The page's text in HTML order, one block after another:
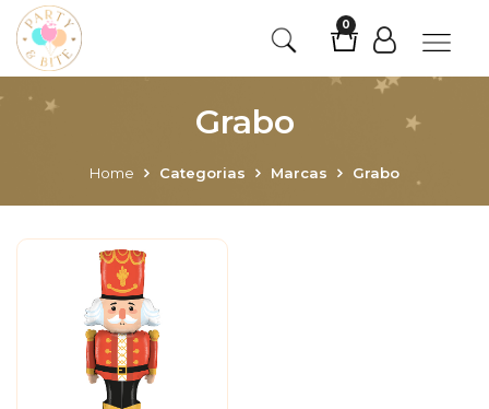
0
Grabo
Home Categorias Marcas Grabo